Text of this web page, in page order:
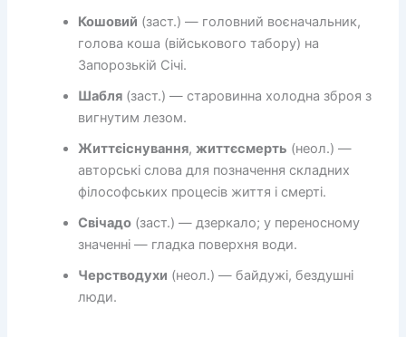
Кошовий (заст.) — головний воєначальник,
голова коша (військового табору) на
Запорозькій Січі.
Шабля (заст.) — старовинна холодна зброя з
вигнутим лезом.
Життєіснування,життєсмерть (неол.) —
авторські слова для позначення складних
філософських процесів життя і смерті.
Свічадо (заст.) — дзеркало; у переносному
значенні — гладка поверхня води.
Черстводухи (неол.) — байдужі, бездушні
люди.